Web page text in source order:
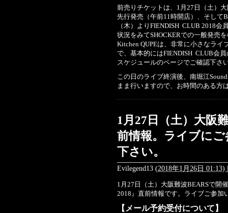
前売りチケットは、1月27日（土）
先行発売（午前11時開店）、そして
（木）よりFIENDISH CLUB 2018
状況をみてSHOCKERでの一般発売
Kitchen QUPEは、非常に小さなラ
で、基本的にはFIENDISH CLUB会
スケジュールのページでご確認下さ
この日のライブ終演後、南堀江
まま行いますので、お時間のある方
1月27日（土）大阪
前情報。ライブに
下さい。
Evilegend13 (2018年1月26日 01:13) |
1月27日（土）大阪難波BEARSで開
2018』直前情報です。ライブご参加
【メール予約受付について】